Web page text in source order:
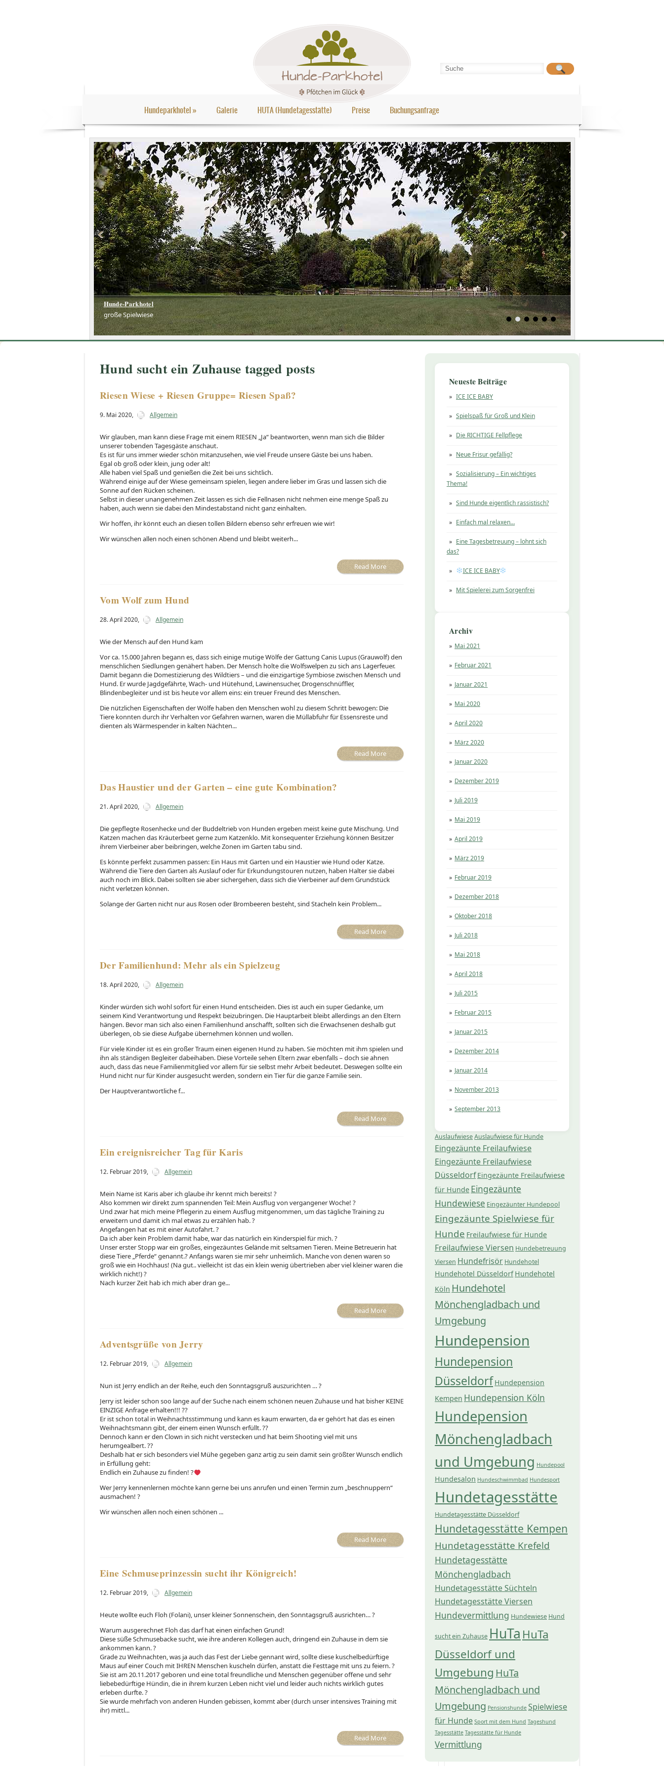
Hundeparkhotel» Galerie HUTA (Hundetagesstätte) Preise Buchungsanfrage
Hunde-Parkhotel
große Spielwiese
1 2 3 4 5 6
Neueste Beiträge
ICE ICE BABY
Spielspaß für Groß und Klein
Die RICHTIGE Fellpflege
Neue Frisur gefällig?
Sozialisierung – Ein wichtiges
Thema!
Sind Hunde eigentlich rassistisch?
Einfach mal relaxen…
Eine Tagesbetreuung – lohnt sich
das?
ICE ICE BABY
Mit Spielerei zum Sorgenfrei
Archiv
Mai 2021
Februar 2021
Januar 2021
Mai 2020
April 2020
März 2020
Januar 2020
Dezember 2019
Juli 2019
Mai 2019
April 2019
März 2019
Februar 2019
Dezember 2018
Oktober 2018
Juli 2018
Mai 2018
April 2018
Juli 2015
Februar 2015
Januar 2015
Dezember 2014
Januar 2014
November 2013
September 2013
AuslaufwieseAuslaufwiese für Hunde
Eingezäunte Freilaufwiese
Eingezäunte Freilaufwiese
Düsseldorf Eingezäunte Freilaufwiese
für Hunde Eingezäunte
Hundewiese Eingezäunter Hundepool
Eingezäunte Spielwiese für
Hunde Freilaufwiese für Hunde
Freilaufwiese Viersen Hundebetreuung
Viersen Hundefrisör Hundehotel
Hundehotel Düsseldorf Hundehotel
Köln Hundehotel
Mönchengladbach und
Umgebung
Hundepension
Hundepension
Düsseldorf Hundepension
Kempen Hundepension Köln
Hundepension
Mönchengladbach
und Umgebung Hundepool
Hundesalon Hundeschwimmbad Hundesport
Hundetagesstätte
Hundetagesstätte Düsseldorf
Hundetagesstätte Kempen
Hundetagesstätte Krefeld
Hundetagesstätte
Mönchengladbach
Hundetagesstätte Süchteln
Hundetagesstätte Viersen
Hundevermittlung Hundewiese Hund
sucht ein Zuhause HuTa HuTa
Düsseldorf und
Umgebung HuTa
Mönchengladbach und
Umgebung Pensionshunde Spielwiese
für Hunde Sport mit dem Hund Tageshund
Tagesstätte Tagesstätte für Hunde
Vermittlung
Hund sucht ein Zuhause tagged posts
Riesen Wiese + Riesen Gruppe= Riesen Spaß?
9. Mai 2020, Allgemein
Wir glauben, man kann diese Frage mit einem RIESEN „Ja“ beantworten, wenn man sich die Bilder
unserer tobenden Tagesgäste anschaut.
Es ist für uns immer wieder schön mitanzusehen, wie viel Freude unsere Gäste bei uns haben.
Egal ob groß oder klein, jung oder alt!
Alle haben viel Spaß und genießen die Zeit bei uns sichtlich.
Während einige auf der Wiese gemeinsam spielen, liegen andere lieber im Gras und lassen sich die
Sonne auf den Rücken scheinen.
Selbst in dieser unangenehmen Zeit lassen es sich die Fellnasen nicht nehmen eine menge Spaß zu
haben, auch wenn sie dabei den Mindestabstand nicht ganz einhalten.
Wir hoffen, ihr könnt euch an diesen tollen Bildern ebenso sehr erfreuen wie wir!
Wir wünschen allen noch einen schönen Abend und bleibt weiterh...
Read More
Vom Wolf zum Hund
28. April 2020, Allgemein
Wie der Mensch auf den Hund kam
Vor ca. 15.000 Jahren begann es, dass sich einige mutige Wölfe der Gattung Canis Lupus (Grauwolf) den
menschlichen Siedlungen genähert haben. Der Mensch holte die Wolfswelpen zu sich ans Lagerfeuer.
Damit begann die Domestizierung des Wildtiers – und die einzigartige Symbiose zwischen Mensch und
Hund. Er wurde Jagdgefährte, Wach- und Hütehund, Lawinensucher, Drogenschnüffler,
Blindenbegleiter und ist bis heute vor allem eins: ein treuer Freund des Menschen.
Die nützlichen Eigenschaften der Wölfe haben den Menschen wohl zu diesem Schritt bewogen: Die
Tiere konnten durch ihr Verhalten vor Gefahren warnen, waren die Müllabfuhr für Essensreste und
dienten als Wärmespender in kalten Nächten...
Read More
Das Haustier und der Garten – eine gute Kombination?
21. April 2020, Allgemein
Die gepflegte Rosenhecke und der Buddeltrieb von Hunden ergeben meist keine gute Mischung. Und
Katzen machen das Kräuterbeet gerne zum Katzenklo. Mit konsequenter Erziehung können Besitzer
ihrem Vierbeiner aber beibringen, welche Zonen im Garten tabu sind.
Es könnte perfekt zusammen passen: Ein Haus mit Garten und ein Haustier wie Hund oder Katze.
Während die Tiere den Garten als Auslauf oder für Erkundungstouren nutzen, haben Halter sie dabei
auch noch im Blick. Dabei sollten sie aber sichergehen, dass sich die Vierbeiner auf dem Grundstück
nicht verletzen können.
Solange der Garten nicht nur aus Rosen oder Brombeeren besteht, sind Stacheln kein Problem...
Read More
Der Familienhund: Mehr als ein Spielzeug
18. April 2020, Allgemein
Kinder würden sich wohl sofort für einen Hund entscheiden. Dies ist auch ein super Gedanke, um
seinem Kind Verantwortung und Respekt beizubringen. Die Hauptarbeit bleibt allerdings an den Eltern
hängen. Bevor man sich also einen Familienhund anschafft, sollten sich die Erwachsenen deshalb gut
überlegen, ob sie diese Aufgabe übernehmen können und wollen.
Für viele Kinder ist es ein großer Traum einen eigenen Hund zu haben. Sie möchten mit ihm spielen und
ihn als ständigen Begleiter dabeihaben. Diese Vorteile sehen Eltern zwar ebenfalls – doch sie ahnen
auch, dass das neue Familienmitglied vor allem für sie selbst mehr Arbeit bedeutet. Deswegen sollte ein
Hund nicht nur für Kinder ausgesucht werden, sondern ein Tier für die ganze Familie sein.
Der Hauptverantwortliche f...
Read More
Ein ereignisreicher Tag für Karis
12. Februar 2019, Allgemein
Mein Name ist Karis aber ich glaube ihr kennt mich bereits! ?
Also kommen wir direkt zum spannenden Teil: Mein Ausflug von vergangener Woche! ?
Und zwar hat mich meine Pflegerin zu einem Ausflug mitgenommen, um das tägliche Training zu
erweitern und damit ich mal etwas zu erzählen hab. ?
Angefangen hat es mit einer Autofahrt. ?
Da ich aber kein Problem damit habe, war das natürlich ein Kinderspiel für mich. ?
Unser erster Stopp war ein großes, eingezäuntes Gelände mit seltsamen Tieren. Meine Betreuerin hat
diese Tiere „Pferde“ genannt.? Anfangs waren sie mir sehr unheimlich. Manche von denen waren so
groß wie ein Hochhaus! (Na gut.. vielleicht ist das ein klein wenig übertrieben aber viel kleiner waren die
wirklich nicht!) ?
Nach kurzer Zeit hab ich mich aber dran ge...
Read More
Adventsgrüße von Jerry
12. Februar 2019, Allgemein
Nun ist Jerry endlich an der Reihe, euch den Sonntagsgruß auszurichten … ?
Jerry ist leider schon soo lange auf der Suche nach einem schönen neuen Zuhause und hat bisher KEINE
EINZIGE Anfrage erhalten!!! ??
Er ist schon total in Weihnachtsstimmung und kann es kaum erwarten, da er gehört hat das es einen
Weihnachtsmann gibt, der einem einen Wunsch erfüllt. ??
Dennoch kann er den Clown in sich nicht verstecken und hat beim Shooting viel mit uns
herumgealbert. ??
Deshalb hat er sich besonders viel Mühe gegeben ganz artig zu sein damit sein größter Wunsch endlich
in Erfüllung geht:
Endlich ein Zuhause zu finden! ?
Wer Jerry kennenlernen möchte kann gerne bei uns anrufen und einen Termin zum „beschnuppern“
ausmachen! ?
Wir wünschen allen noch einen schönen ...
Read More
Eine Schmuseprinzessin sucht ihr Königreich!
12. Februar 2019, Allgemein
Heute wollte euch Floh (Folani), unser kleiner Sonnenschein, den Sonntagsgruß ausrichten… ?
Warum ausgerechnet Floh das darf hat einen einfachen Grund!
Diese süße Schmusebacke sucht, wie ihre anderen Kollegen auch, dringend ein Zuhause in dem sie
ankommen kann. ?
Grade zu Weihnachten, was ja auch das Fest der Liebe gennant wird, sollte diese kuschelbedürftige
Maus auf einer Couch mit IHREN Menschen kuscheln dürfen, anstatt die Festtage mit uns zu feiern. ?
Sie ist am 20.11.2017 geboren und eine total freundliche und Menschen gegenüber offene und sehr
liebebedürftige Hündin, die in ihrem kurzen Leben nicht viel und leider auch nichts wirklich gutes
erleben durfte. ?
Sie wurde mehrfach von anderen Hunden gebissen, kommt aber (durch unser intensives Training mit
ihr) mittl...
Read More